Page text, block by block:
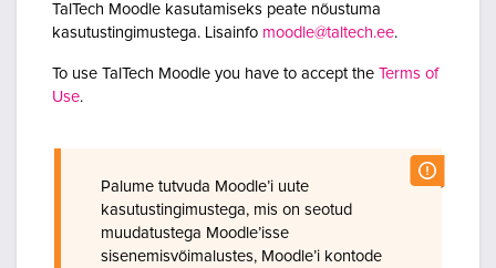
TalTech Moodle kasutamiseks peate nõustuma
kasutustingimustega. Lisainfo moodle@taltech.ee.
To use TalTech Moodle you have to accept the Terms of
Use.
Palume tutvuda Moodle’i uute
kasutustingimustega, mis on seotud
muudatustega Moodle’isse
sisenemisvõimalustes, Moodle’i kontode